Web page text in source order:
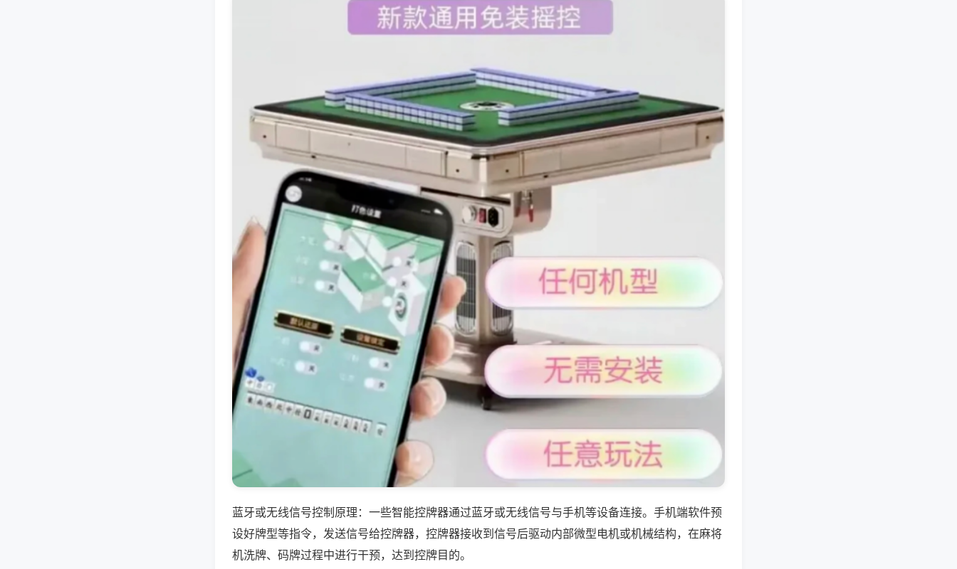
蓝牙或无线信号控制原理：一些智能控牌器通过蓝牙或无线信号与手机等设备连接。手机端软件预
设好牌型等指令，发送信号给控牌器，控牌器接收到信号后驱动内部微型电机或机械结构，在麻将
机洗牌、码牌过程中进行干预，达到控牌目的。